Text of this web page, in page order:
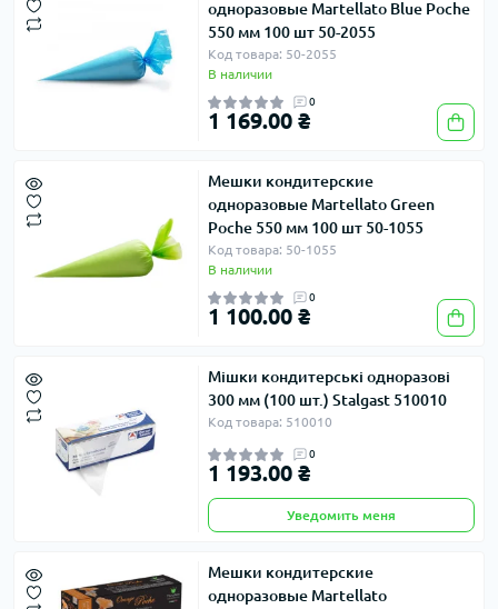
одноразовые Martellato Blue Poche
550 мм 100 шт 50-2055
Код товара: 50-2055
В наличии
0
1 169.00 ₴
Мешки кондитерские
одноразовые Martellato Green
Poche 550 мм 100 шт 50-1055
Код товара: 50-1055
В наличии
0
1 100.00 ₴
Мішки кондитерські одноразові
300 мм (100 шт.) Stalgast 510010
Код товара: 510010
0
1 193.00 ₴
Уведомить меня
Мешки кондитерские
одноразовые Martellato